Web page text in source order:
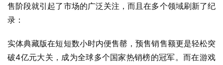
售阶段就引起了市场的广泛关注，而且在多个领域刷新了纪
录：
实体典藏版在短短数小时内便售罄，预售销售额更是轻松突
破4亿元大关，成为全球多个国家热销榜的冠军。而在游戏